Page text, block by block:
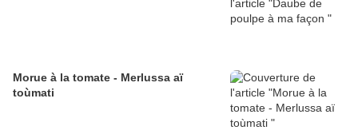
Morue à la tomate - Merlussa aï
toùmati